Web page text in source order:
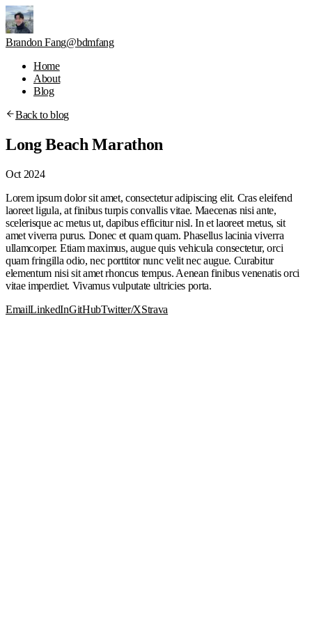
Brandon Fang@bdmfang
Home
About
Blog
Back to blog
Long Beach Marathon
Oct 2024
Lorem ipsum dolor sit amet, consectetur adipiscing elit. Cras eleifend
laoreet ligula, at finibus turpis convallis vitae. Maecenas nisi ante,
scelerisque ac metus ut, dapibus efficitur nisl. In et laoreet metus, sit
amet viverra purus. Donec et quam quam. Phasellus lacinia viverra
ullamcorper. Etiam maximus, augue quis vehicula consectetur, orci
quam fringilla odio, nec porttitor nunc velit nec augue. Curabitur
elementum nisi sit amet rhoncus tempus. Aenean finibus venenatis orci
vitae imperdiet. Vivamus vulputate ultricies porta.
EmailLinkedInGitHubTwitter/XStrava